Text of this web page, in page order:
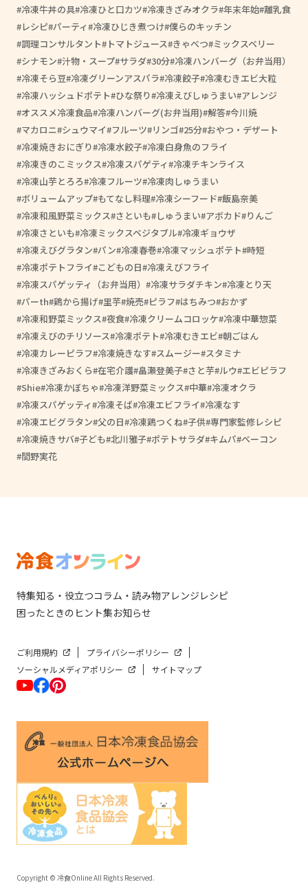
冷凍牛丼の具 冷凍ひと口カツ 冷凍きざみオクラ 年末年始 離乳食
レシピ パーティ 冷凍ひじき煮つけ 僕らのキッチン
調理コンサルタント
トマトジュース きゃべつ ミックスベリー
シナモン 汁物・スープ サラダ 30分 冷凍ハンバーグ（お弁当用）
冷凍そら豆 冷凍グリーンアスパラ 冷凍餃子 冷凍むきエビ大粒
冷凍ハッシュドポテト ひな祭り 冷凍えびしゅうまい アレンジ
オススメ冷凍食品 冷凍ハンバーグ(お弁当用) 解答 今川焼
マカロニ シュウマイ フルーツ リンゴ 25分 おやつ・デザート
冷凍焼きおにぎり 冷凍水餃子 冷凍白身魚のフライ
冷凍きのこミックス 冷凍スパゲティ 冷凍チキンライス
冷凍山芋とろろ 冷凍フルーツ 冷凍肉しゅうまい
ボリュームアップ もてなし料理 冷凍シーフード 飯島奈美
冷凍和風野菜ミックス さといも しゅうまい アボカド りんご
冷凍さといも 冷凍ミックスベジタブル 冷凍ギョウザ
冷凍えびグラタン パン 冷凍春巻 冷凍マッシュポテト 時短
冷凍ポテトフライ こどもの日 冷凍えびフライ
冷凍スパゲッティ（お弁当用）
冷凍サラダチキン 冷凍とり天
パーth 鶏から揚げ 里芋 焼売 ピラフ はちみつ おかず
冷凍和野菜ミックス 夜食 冷凍クリームコロッケ 冷凍中華惣菜
冷凍えびのチリソース 冷凍ポテト 冷凍むきエビ 朝ごはん
冷凍カレーピラフ 冷凍焼きなす スムージー スタミナ
冷凍きざみおくら 在宅介護 畠瀬登美子 さと芋 ルウ エビピラフ
Shie 冷凍かぼちゃ 冷凍洋野菜ミックス 中華 冷凍オクラ
冷凍スパゲッティ 冷凍そば 冷凍エビフライ 冷凍なす
冷凍エビグラタン 父の日 冷凍鶏つくね 子供 専門家監修レシピ
冷凍焼きサバ 子ども 北川雅子 ポテトサラダ キムパ ベーコン
間野実花
特集知る・役立つコラム・読み物アレンジレシピ
困ったときのヒント集お知らせ
ご利用規約
プライバシーポリシー
ソーシャルメディアポリシー
サイトマップ
Copyright © 冷食Online All Rights Reserved.